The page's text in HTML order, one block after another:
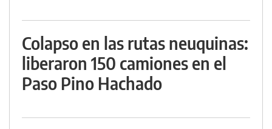
Colapso en las rutas neuquinas:
liberaron 150 camiones en el
Paso Pino Hachado